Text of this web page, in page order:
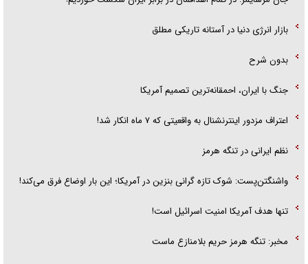
بازار انرژی دنیا در آستانه تاریکی مطلق
بدون شرح
جنگ با ایران، احمقانه‌ترین تصمیم آمریکا
اعتراف مزدور اینترنشنال به واقعیتی که ۷ ماه انکار شد!
نظم ایرانی در تنگه هرمز
واشنگتن‌پست: شوک تازه گرانی بنزین در آمریکا؛ این بار اوضاع فرق می‌کند!
تنها هدف آمریکا امنیت اسرائیل است!
مخبر: تنگه هرمز حریم بلامنازع ماست